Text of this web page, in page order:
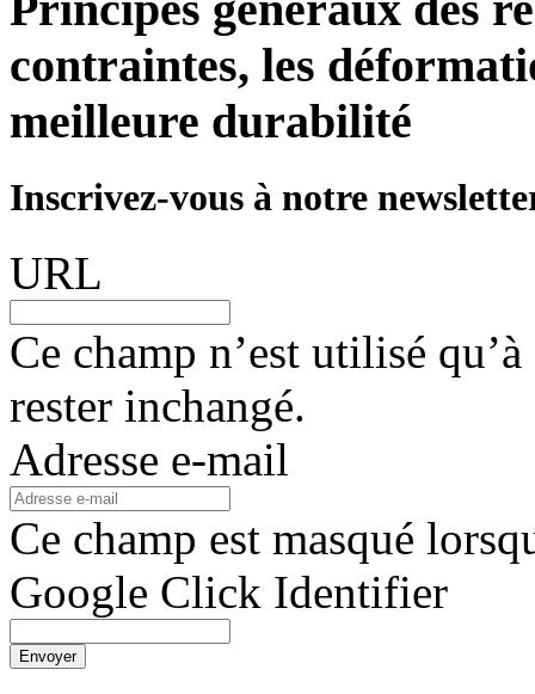
contraintes, les
meilleure durabilité
Inscrivez-vous à notre
URL
Ce champ n’est utilisé
rester inchangé.
Adresse e-mail
Ce champ est masqué
Google Click Identifier
Envoyer